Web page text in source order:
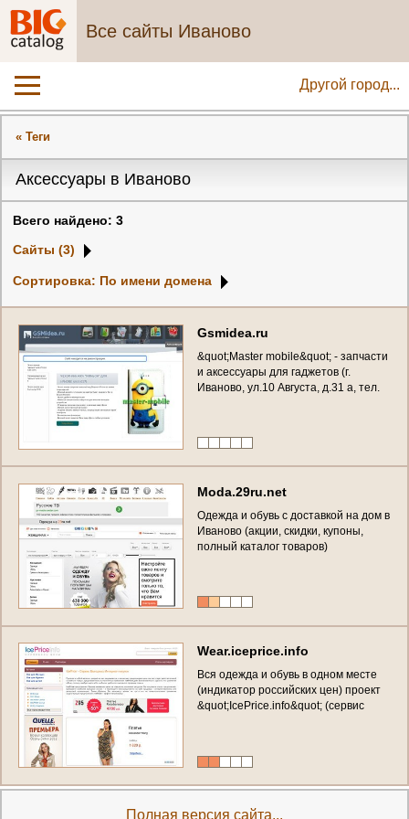
Все сайты Иваново
Другой город...
« Теги
Аксессуары в Иваново
Всего найдено: 3
Сайты (3)
Сортировка: По имени домена
Gsmidea.ru
&quot;Master mobile&quot; - запчасти
и аксессуары для гаджетов (г.
Иваново, ул. 1 0 Августа д 31 а тел.
Moda.29ru.net
Одежда и обувь с доставкой на дом в
Иваново (акции, скидки, купоны,
полный каталог товаров)
Wear.iceprice.info
Вся одежда и обувь в одном месте
(индикатор российских цен) проект
&quot;I ce Price.info&quot; (сервис
Полная версия сайта...